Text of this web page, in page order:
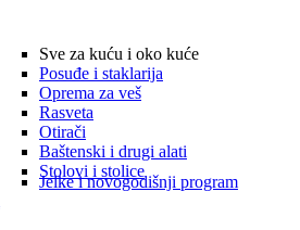
Sve za kuću i oko kuće
Posuđe i staklarija
Oprema za veš
Rasveta
Otirači
Baštenski i drugi alati
Stolovi i stolice
Jelke i novogodišnji program